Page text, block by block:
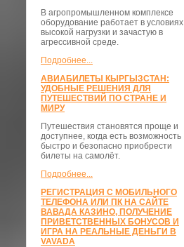
В агропромышленном комплексе
оборудование работает в условиях
высокой нагрузки и зачастую в
агрессивной среде.
Подробнее...
АВИАБИЛЕТЫ КЫРГЫЗСТАН:
УДОБНЫЕ РЕШЕНИЯ ДЛЯ
ПУТЕШЕСТВИЙ ПО СТРАНЕ И
МИРУ
Путешествия становятся проще и
доступнее, когда есть возможность
быстро и безопасно приобрести
билеты на самолёт.
Подробнее...
РЕГИСТРАЦИЯ С МОБИЛЬНОГО
ТЕЛЕФОНА ИЛИ ПК НА САЙТЕ
ВАВАДА КАЗИНО, ПОЛУЧЕНИЕ
ПРИВЕТСТВЕННЫХ БОНУСОВ И
ИГРА НА РЕАЛЬНЫЕ ДЕНЬГИ В
VAVADA